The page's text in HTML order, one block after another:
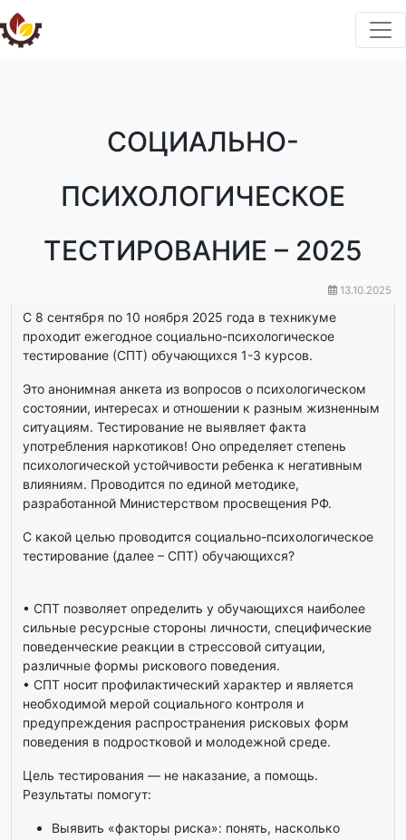
СОЦИАЛЬНО-
ПСИХОЛОГИЧЕСКОЕ
ТЕСТИРОВАНИЕ – 2025
13.10.2025
С 8 сентября по 10 ноября 2025 года в техникуме
проходит ежегодное социально-психологическое
тестирование (СПТ) обучающихся 1-3 курсов.
Это анонимная анкета из вопросов о психологическом
состоянии, интересах и отношении к разным жизненным
ситуациям. Тестирование не выявляет факта
употребления наркотиков! Оно определяет степень
психологической устойчивости ребенка к негативным
влияниям. Проводится по единой методике,
разработанной Министерством просвещения РФ.
С какой целью проводится социально-психологическое
тестирование (далее – СПТ) обучающихся?
• СПТ позволяет определить у обучающихся наиболее
сильные ресурсные стороны личности, специфические
поведенческие реакции в стрессовой ситуации,
различные формы рискового поведения.
• СПТ носит профилактический характер и является
необходимой мерой социального контроля и
предупреждения распространения рисковых форм
поведения в подростковой и молодежной среде.
Цель тестирования — не наказание, а помощь.
Результаты помогут:
Выявить «факторы риска»: понять, насколько